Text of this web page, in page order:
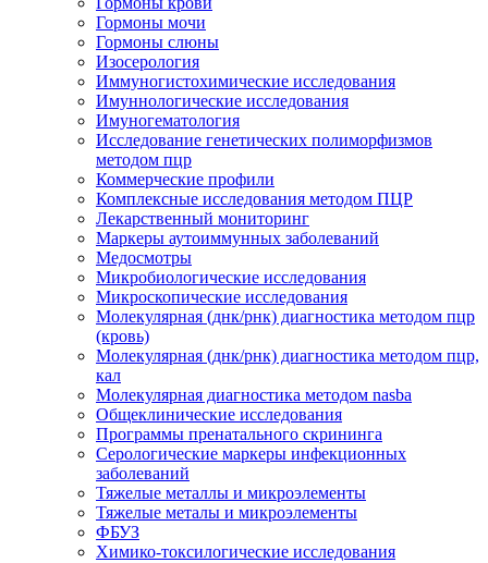
Гормоны мочи
Гормоны слюны
Изосерология
Иммуногистохимические исследования
Имуннологические исследования
Имуногематология
Исследование генетических полиморфизмов
методом пцр
Коммерческие профили
Комплексные исследования методом ПЦР
Лекарственный мониторинг
Маркеры аутоиммунных заболеваний
Медосмотры
Микробиологические исследования
Микроскопические исследования
Молекулярная (днк/рнк) диагностика методом пцр
(кровь)
Молекулярная (днк/рнк) диагностика методом пцр,
кал
Молекулярная диагностика методом nasba
Общеклинические исследования
Программы пренатального скрининга
Серологические маркеры инфекционных
заболеваний
Тяжелые металлы и микроэлементы
Тяжелые металы и микроэлементы
ФБУЗ
Химико-токсилогические исследования